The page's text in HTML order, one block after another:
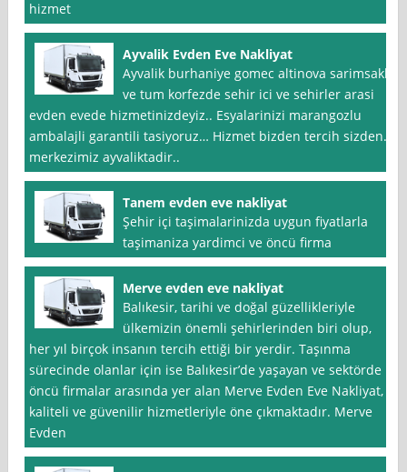
hizmet
Ayvalik Evden Eve Nakliyat
Ayvalik burhaniye gomec altinova sarimsakli
ve tum korfezde sehir ici ve sehirler arasi
evden evede hizmetinizdeyiz.. Esyalarinizi marangozlu
ambalajli garantili tasiyoruz… Hizmet bizden tercih sizden…
merkezimiz ayvaliktadir..
Tanem evden eve nakliyat
Şehir içi taşimalarinizda uygun fiyatlarla
taşimaniza yardimci ve öncü firma
Merve evden eve nakliyat
Balıkesir, tarihi ve doğal güzellikleriyle
ülkemizin önemli şehirlerinden biri olup,
her yıl birçok insanın tercih ettiği bir yerdir. Taşınma
sürecinde olanlar için ise Balıkesir’de yaşayan ve sektörde
öncü firmalar arasında yer alan Merve Evden Eve Nakliyat,
kaliteli ve güvenilir hizmetleriyle öne çıkmaktadır. Merve
Evden